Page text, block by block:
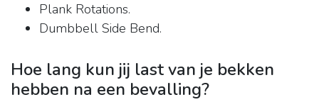
Plank Rotations.
Dumbbell Side Bend.
Hoe lang kun jij last van je bekken
hebben na een bevalling?